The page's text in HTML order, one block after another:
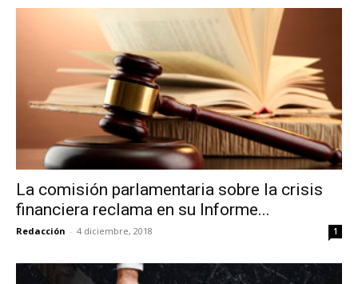
La comisión parlamentaria sobre la crisis
financiera reclama en su Informe...
Redacción - 4 diciembre, 2018 1